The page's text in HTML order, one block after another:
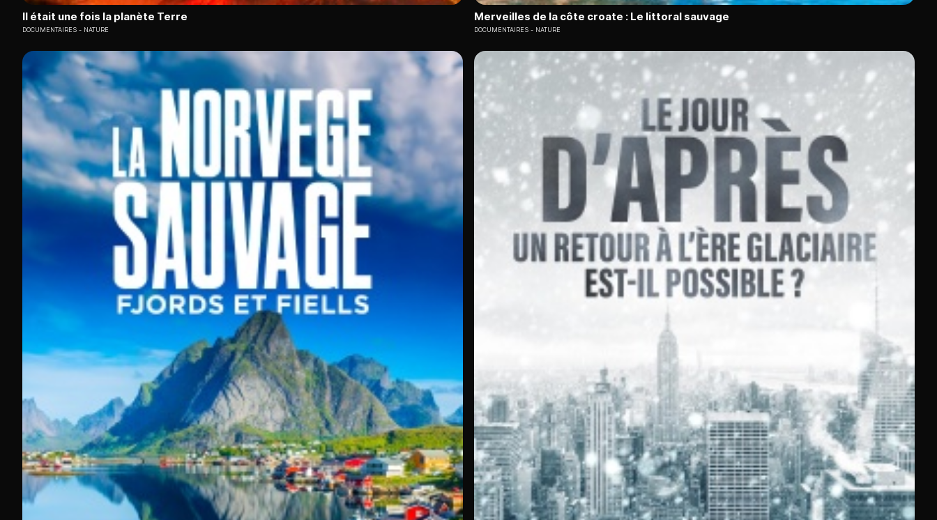
Il était une fois la planète Terre
DOCUMENTAIRES NATURE
Merveilles de la côte croate : Le littoral sauvage
DOCUMENTAIRES NATURE